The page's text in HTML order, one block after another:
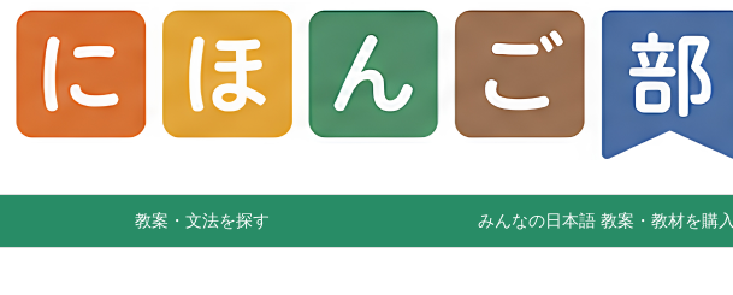
教案・文法を探す みんなの日本語 教案・教材を購入